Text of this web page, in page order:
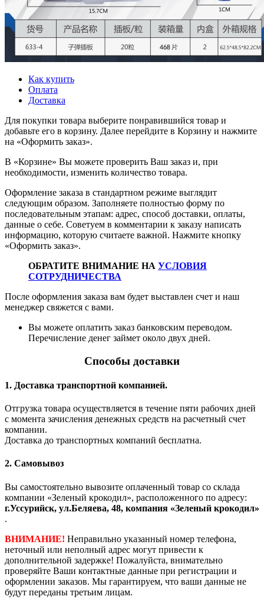
Как купить
Оплата
Доставка
Для покупки товара выберите понравившийся товар и
добавьте его в корзину. Далее перейдите в Корзину и нажмите
на «Оформить заказ».
В «Корзине» Вы можете проверить Ваш заказ и, при
необходимости, изменить количество товара.
Оформление заказа в стандартном режиме выглядит
следующим образом. Заполняете полностью форму по
последовательным этапам: адрес, способ доставки, оплаты,
данные о себе. Советуем в комментарии к заказу написать
информацию, которую считаете важной. Нажмите кнопку
«Оформить заказ».
ОБРАТИТЕ ВНИМАНИЕ НА УСЛОВИЯ
СОТРУДНИЧЕСТВА
После оформления заказа вам будет выставлен счет и наш
менеджер свяжется с вами.
Вы можете оплатить заказ банковским переводом.
Перечисление денег займет около двух дней.
Способы доставки
1. Доставка транспортной компанией.
Отгрузка товара осуществляется в течение пяти рабочих дней
с момента зачисления денежных средств на расчетный счет
компании.
Доставка до транспортных компаний бесплатна.
2. Самовывоз
Вы самостоятельно вывозите оплаченный товар со склада
компании «Зеленый крокодил», расположенного по адресу:
г.Уссурийск, ул.Беляева, 48, компания «Зеленый крокодил»
.
ВНИМАНИЕ! Неправильно указанный номер телефона,
неточный или неполный адрес могут привести к
дополнительной задержке! Пожалуйста, внимательно
проверяйте Ваши контактные данные при регистрации и
оформлении заказов. Мы гарантируем, что ваши данные не
будут переданы третьим лицам.